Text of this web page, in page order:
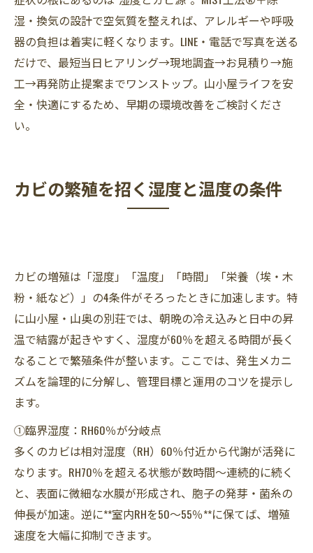
湿・換気の設計で空気質を整えれば、アレルギーや呼吸
器の負担は着実に軽くなります。LINE・電話で写真を送る
だけで、最短当日ヒアリング→現地調査→お見積り→施
工→再発防止提案までワンストップ。山小屋ライフを安
全・快適にするため、早期の環境改善をご検討くださ
い。
カビの繁殖を招く湿度と温度の条件
カビの増殖は「湿度」「温度」「時間」「栄養（埃・木
粉・紙など）」の4条件がそろったときに加速します。特
に山小屋・山奥の別荘では、朝晩の冷え込みと日中の昇
温で結露が起きやすく、湿度が60％を超える時間が長く
なることで繁殖条件が整います。ここでは、発生メカニ
ズムを論理的に分解し、管理目標と運用のコツを提示し
ます。
①臨界湿度：RH60％が分岐点
多くのカビは相対湿度（RH）60％付近から代謝が活発に
なります。RH70％を超える状態が数時間〜連続的に続く
と、表面に微細な水膜が形成され、胞子の発芽・菌糸の
伸長が加速。逆に**室内RHを50〜55％**に保てば、増殖
速度を大幅に抑制できます。